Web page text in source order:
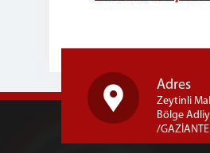
Adres
Zeytinli
Bölge
/